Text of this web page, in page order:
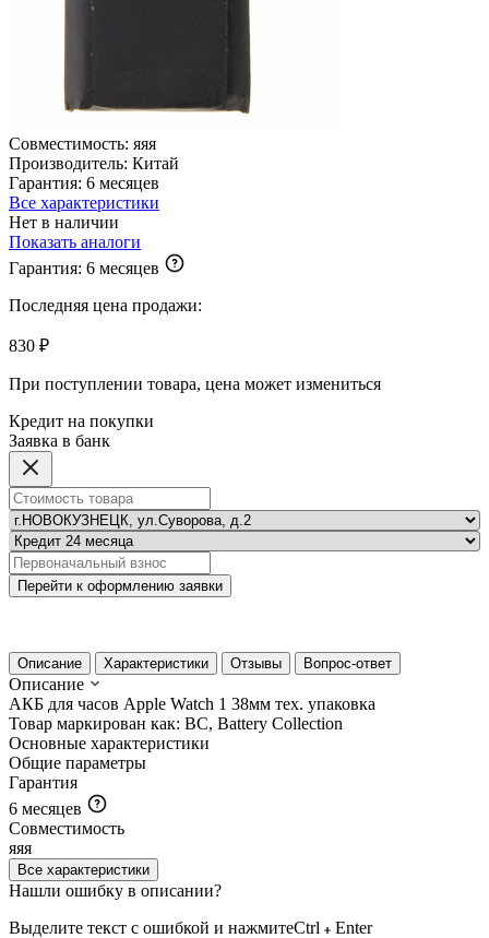
Совместимость: яяя
Производитель: Китай
Гарантия: 6 месяцев
Все характеристики
Нет в наличии
Показать аналоги
Гарантия: 6 месяцев
Последняя цена продажи:
830 ₽
При поступлении товара, цена может измениться
Кредит на покупки
Заявка в банк
Перейти к оформлению заявки
Описание Характеристики Отзывы Вопрос-ответ
Описание
АКБ для часов Apple Watch 1 38мм тех. упаковка
Товар маркирован как: BC, Battery Collection
Основные характеристики
Общие параметры
Гарантия
6 месяцев
Совместимость
яяя
Все характеристики
Нашли ошибку в описании?
Выделите текст с ошибкой и нажмитеCtrl
Enter